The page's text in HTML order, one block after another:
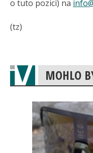
o tuto pozici) na
(tz)
MOHLO